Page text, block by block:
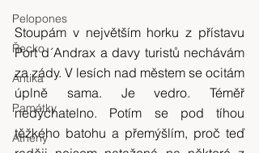
Pelopones
Řecko
Antika
Památky
Athény
Stoupám v největším horku z přístavu
Port d´Andrax a davy turistů nechávám
za zády. V lesích nad městem se ocitám
úplně sama. Je vedro. Téměř
nedýchatelno. Potím se pod tíhou
těžkého batohu a přemýšlím, proč teď